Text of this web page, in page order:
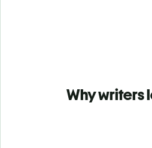
Why writers